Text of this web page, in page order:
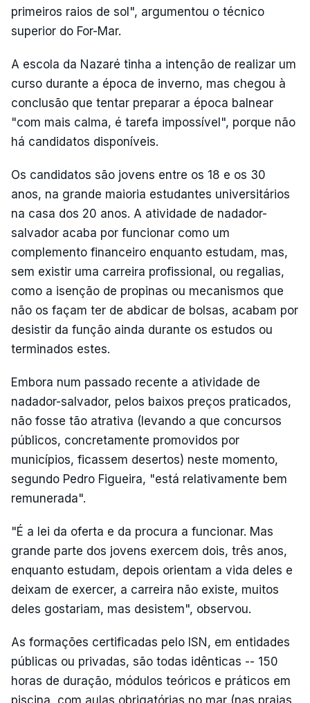
primeiros raios de sol", argumentou o técnico
superior do For-Mar.
A escola da Nazaré tinha a intenção de realizar um
curso durante a época de inverno, mas chegou à
conclusão que tentar preparar a época balnear
"com mais calma, é tarefa impossível", porque não
há candidatos disponíveis.
Os candidatos são jovens entre os 18 e os 30
anos, na grande maioria estudantes universitários
na casa dos 20 anos. A atividade de nadador-
salvador acaba por funcionar como um
complemento financeiro enquanto estudam, mas,
sem existir uma carreira profissional, ou regalias,
como a isenção de propinas ou mecanismos que
não os façam ter de abdicar de bolsas, acabam por
desistir da função ainda durante os estudos ou
terminados estes.
Embora num passado recente a atividade de
nadador-salvador, pelos baixos preços praticados,
não fosse tão atrativa (levando a que concursos
públicos, concretamente promovidos por
municípios, ficassem desertos) neste momento,
segundo Pedro Figueira, "está relativamente bem
remunerada".
"É a lei da oferta e da procura a funcionar. Mas
grande parte dos jovens exercem dois, três anos,
enquanto estudam, depois orientam a vida deles e
deixam de exercer, a carreira não existe, muitos
deles gostariam, mas desistem", observou.
As formações certificadas pelo ISN, em entidades
públicas ou privadas, são todas idênticas -- 150
horas de duração, módulos teóricos e práticos em
piscina, com aulas obrigatórias no mar (nas praias